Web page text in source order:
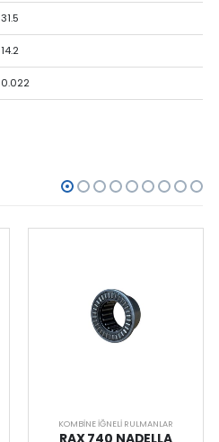
31.5
14.2
0.022
KOMBINE İĞNELI RULMANLAR
RAX 740 NADELLA